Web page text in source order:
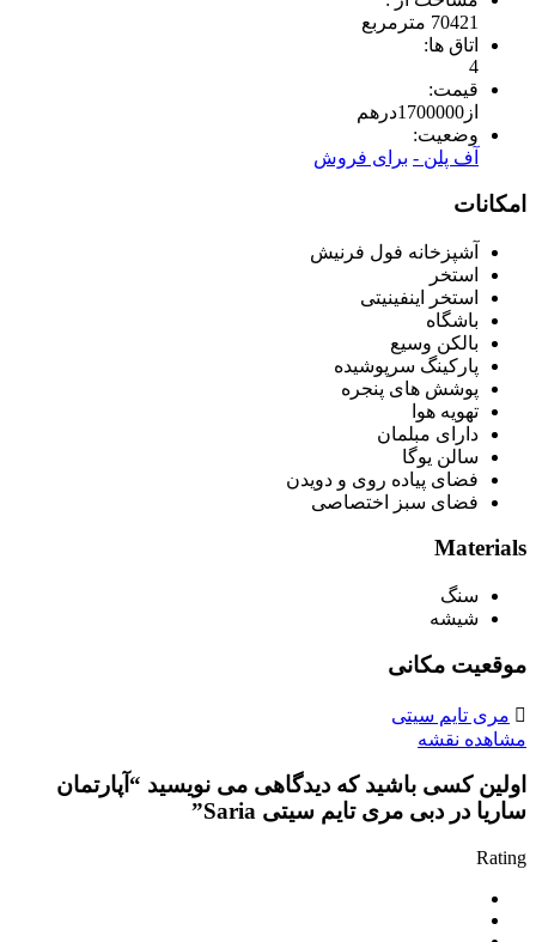
70421 مترمربع
اتاق ها:
4
قیمت:
از 1700000درهم
وضعیت:
آف پلن - برای فروش
امکانات
آشپزخانه فول فرنیش
استخر
استخر اینفینیتی
باشگاه
بالکن وسیع
پارکینگ سرپوشیده
پوشش های پنجره
تهویه هوا
دارای مبلمان
سالن یوگا
فضای پیاده روی و دویدن
فضای سبز اختصاصی
Materials
سنگ
شیشه
موقعیت مکانی
مری تایم سیتی
مشاهده نقشه
اولین کسی باشید که دیدگاهی می نویسید “آپارتمان
ساریا در دبی مری تایم سیتی Saria”
Rating